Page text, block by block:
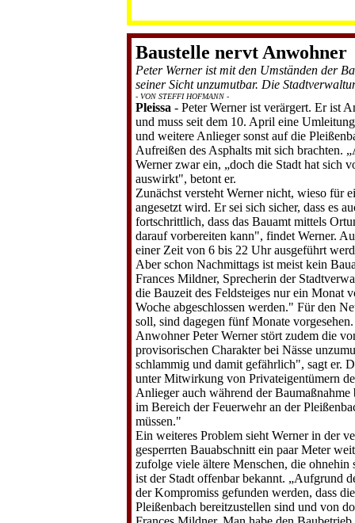
Baustelle nervt Anwohner
Peter Werner ist mit den Umständen der
seiner Sicht unzumut­bar. Die
- VON STEFFI HOFMANN -
Pleissa - Peter Wer­ner ist verärgert. Er ist
und muss seit dem 10. April eine
und wei­tere Anlieger sonst auf die
Aufreißen des Asphalts mit sich brachten.
Werner zwar ein, „doch die Stadt hat sich
auswirkt", betont er.
Zunächst versteht Werner nicht, wieso für
angesetzt wird. Er sei sich sicher, dass es
fortschrittlich, dass das Bauamt mittels
darauf vorbereiten kann", findet Werner.
einer Zeit von 6 bis 22 Uhr ausgeführt
Aber schon Nachmittags ist meist kein
Frances Mildner, Sprecherin der
die Bauzeit des Feld­steiges nur ein Monat
Woche abgeschlos­sen werden." Für den
soll, sind da­gegen fünf Monate vorgesehen.
Anwohner Peter Werner stört zu­dem die
provisorischen Charakter bei Nässe
schlammig und damit gefähr­lich", sagt er.
unter Mitwirkung von Privateigentümern
Anlieger auch während der
im Bereich der Feu­erwehr an der
müssen."
Ein weiteres Problem sieht Wer­ner in der
gesperrten Bauabschnitt ein paar Meter
zufolge viele ältere Menschen, die
ist der Stadt of­fenbar bekannt. „Aufgrund
der Kompromiss gefunden werden, dass
Pleißenbach bereitzustellen sind und von